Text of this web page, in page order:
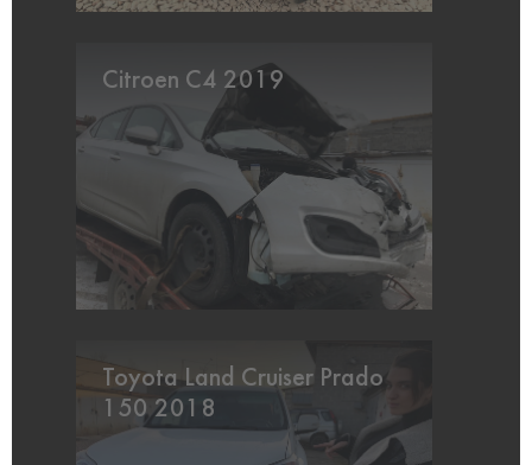
Citroen C4 2019
Toyota Land Cruiser Prado
150 2018